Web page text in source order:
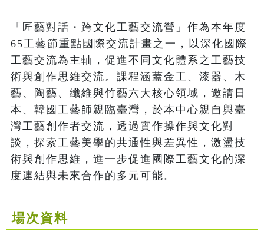
「匠藝對話・跨文化工藝交流營」作為本年度
65工藝節重點國際交流計畫之一，以深化國際
工藝交流為主軸，促進不同文化體系之工藝技
術與創作思維交流。課程涵蓋金工、漆器、木
藝、陶藝、纖維與竹藝六大核心領域，邀請日
本、韓國工藝師親臨臺灣，於本中心親自與臺
灣工藝創作者交流，透過實作操作與文化對
談，探索工藝美學的共通性與差異性，激盪技
術與創作思維，進一步促進國際工藝文化的深
度連結與未來合作的多元可能。
場次資料